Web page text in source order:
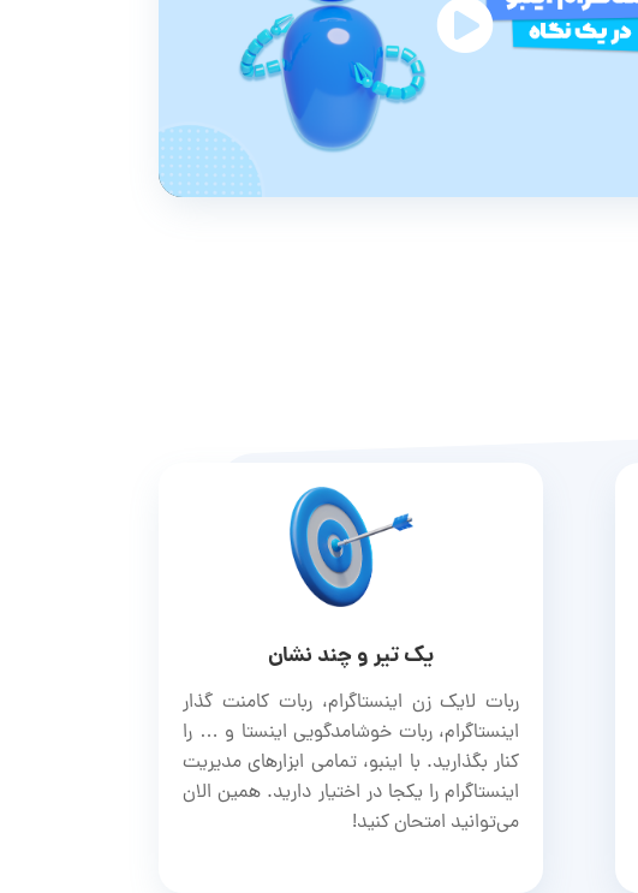
یک تیر و چند نشان
ربات لایک زن اینستاگرام، ربات کامنت گذار
اینستاگرام، ربات خوشامدگویی اینستا و … را
کنار بگذارید. با اینبو، تمامی ابزارهای مدیریت
اینستاگرام را یکجا در اختیار دارید. همین الان
می‌توانید امتحان کنید!